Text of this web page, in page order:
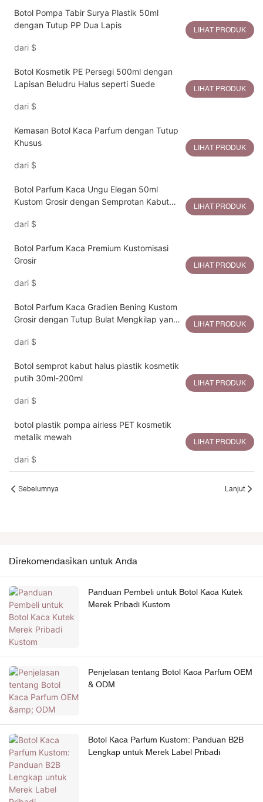
Botol Pompa Tabir Surya Plastik 50ml
dengan Tutup PP Dua Lapis
dari $
LIHAT PRODUK
Botol Kosmetik PE Persegi 500ml dengan
Lapisan Beludru Halus seperti Suede
dari $
LIHAT PRODUK
Kemasan Botol Kaca Parfum dengan Tutup
Khusus
dari $
LIHAT PRODUK
Botol Parfum Kaca Ungu Elegan 50ml
Kustom Grosir dengan Semprotan Kabut
dari $
LIHAT PRODUK
Botol Parfum Kaca Premium Kustomisasi
Grosir
dari $
LIHAT PRODUK
Botol Parfum Kaca Gradien Bening Kustom
Grosir dengan Tutup Bulat Mengkilap yang
dari $
LIHAT PRODUK
Botol semprot kabut halus plastik kosmetik
putih 30ml-200ml
dari $
LIHAT PRODUK
botol plastik pompa airless PET kosmetik
metalik mewah
dari $
LIHAT PRODUK
Sebelumnya Lanjut
Direkomendasikan untuk Anda
Panduan Pembeli untuk Botol Kaca Kutek
Merek Pribadi Kustom
Penjelasan tentang Botol Kaca Parfum OEM
& ODM
Botol Kaca Parfum Kustom: Panduan B2B
Lengkap untuk Merek Label Pribadi